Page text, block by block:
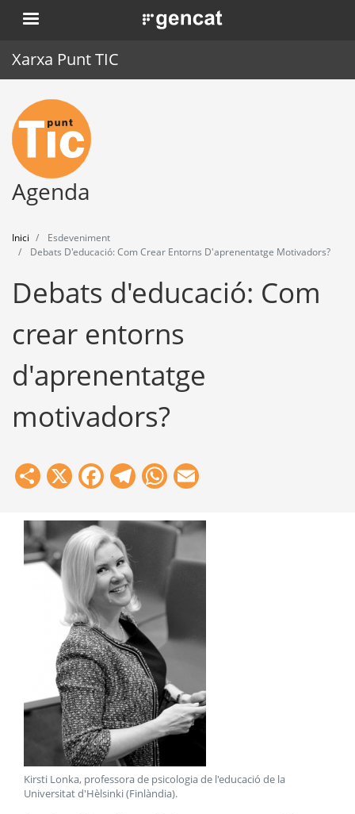
Vés
al
. Obre en una nova finestra.
Xarxa Punt TIC
Inici
Punt TIC
Actualitat
Formació
Eines
Agenda
Inici
Esdeveniment
Debats D'educació: Com Crear Entorns D'aprenentatge Motivadors?
Debats d'educació: Com
crear entorns
d'aprenentatge
motivadors?
Share
X Facebook
Telegram
WhatsApp
Kirsti Lonka, professora de psicologia de l'educació de la
Universitat d'Hèlsinki (Finlàndia).